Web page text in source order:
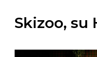
Skizoo, su